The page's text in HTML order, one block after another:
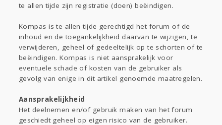
te allen tijde zijn registratie (doen) beëindigen.
Kompas is te allen tijde gerechtigd het forum of de
inhoud en de toegankelijkheid daarvan te wijzigen, te
verwijderen, geheel of gedeeltelijk op te schorten of te
beëindigen. Kompas is niet aansprakelijk voor
eventuele schade of kosten van de gebruiker als
gevolg van enige in dit artikel genoemde maatregelen.
Aansprakelijkheid
Het deelnemen en/of gebruik maken van het forum
geschiedt geheel op eigen risico van de gebruiker.